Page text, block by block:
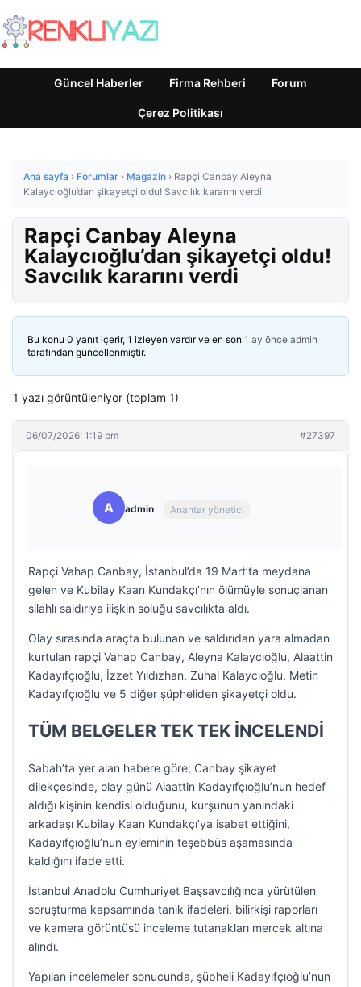
Güncel Haberler Firma Rehberi Forum
Çerez Politikası
Ana sayfa › Forumlar › Magazin › Rapçi Canbay Aleyna
Kalaycıoğlu’dan şikayetçi oldu! Savcılık kararını verdi
Rapçi Canbay Aleyna
Kalaycıoğlu’dan şikayetçi oldu!
Savcılık kararını verdi
Bu konu 0 yanıt içerir, 1 izleyen vardır ve en son 1 ay önce admin
tarafından güncellenmiştir.
1 yazı görüntüleniyor (toplam 1)
06/07/2026: 1:19 pm #27397
A admin Anahtar yönetici
Rapçi Vahap Canbay, İstanbul’da 19 Mart’ta meydana
gelen ve Kubilay Kaan Kundakçı’nın ölümüyle sonuçlanan
silahlı saldırıya ilişkin soluğu savcılıkta aldı.
Olay sırasında araçta bulunan ve saldırıdan yara almadan
kurtulan rapçi Vahap Canbay, Aleyna Kalaycıoğlu, Alaattin
Kadayıfçıoğlu, İzzet Yıldızhan, Zuhal Kalaycıoğlu, Metin
Kadayıfçıoğlu ve 5 diğer şüpheliden şikayetçi oldu.
TÜM BELGELER TEK TEK İNCELENDİ
Sabah’ta yer alan habere göre; Canbay şikayet
dilekçesinde, olay günü Alaattin Kadayıfçıoğlu’nun hedef
aldığı kişinin kendisi olduğunu, kurşunun yanındaki
arkadaşı Kubilay Kaan Kundakçı’ya isabet ettiğini,
Kadayıfçıoğlu’nun eyleminin teşebbüs aşamasında
kaldığını ifade etti.
İstanbul Anadolu Cumhuriyet Başsavcılığınca yürütülen
soruşturma kapsamında tanık ifadeleri, bilirkişi raporları
ve kamera görüntüsü inceleme tutanakları mercek altına
alındı.
Yapılan incelemeler sonucunda, şüpheli Kadayıfçıoğlu’nun